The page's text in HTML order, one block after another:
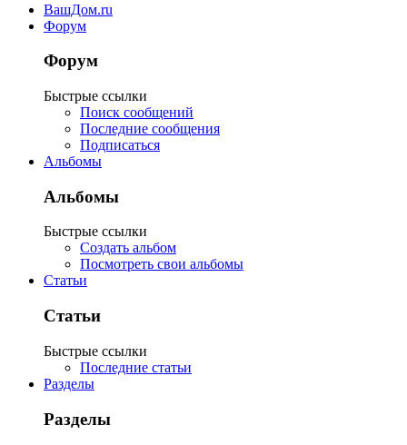
ВашДом.ru
Форум
Форум
Быстрые ссылки
Поиск сообщений
Последние сообщения
Подписаться
Альбомы
Альбомы
Быстрые ссылки
Создать альбом
Посмотреть свои альбомы
Статьи
Статьи
Быстрые ссылки
Последние статьи
Разделы
Разделы